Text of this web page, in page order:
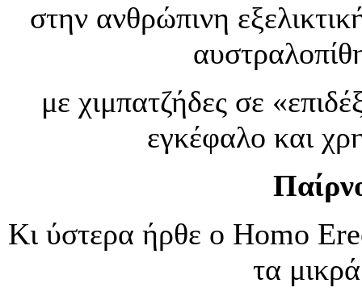
στην ανθρώπινη
με χιμπατζήδες σε
εγκέφαλο και
Κι ύστερα ήρθε ο Homo
τα